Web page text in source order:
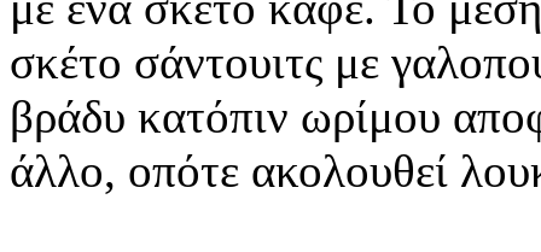
σκέτο σάντουιτς με
βράδυ κατόπιν ωρίμου
άλλο, οπότε ακολουθεί